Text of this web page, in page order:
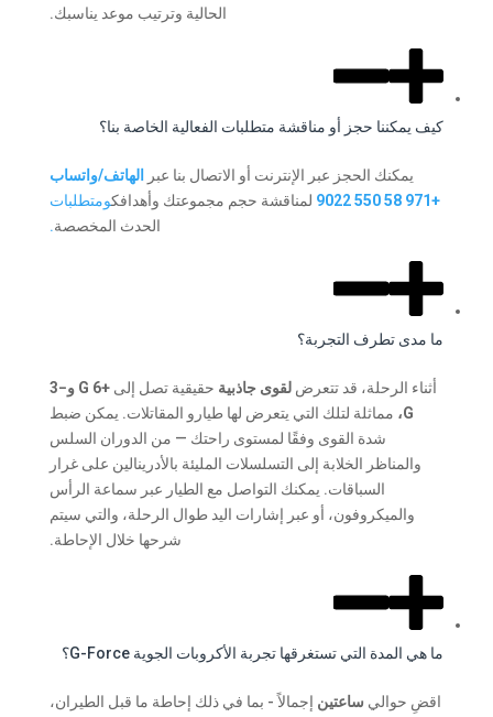
الحالية وترتيب موعد يناسبك.
كيف يمكننا حجز أو مناقشة متطلبات الفعالية الخاصة بنا؟
يمكنك الحجز عبر الإنترنت أو الاتصال بنا عبر
الهاتف/واتساب
+971 58 550 9022
لمناقشة حجم مجموعتك وأهدافكومتطلبات
الحدث المخصصة.
ما مدى تطرف التجربة؟
أثناء الرحلة، قد تتعرضلقوى جاذبية حقيقية تصل إلى
+6 G و−3
G،
مماثلة لتلك التي يتعرض لها طيارو المقاتلات. يمكن ضبط
شدة القوى وفقًا لمستوى راحتك — من الدوران السلس
والمناظر الخلابة إلى التسلسلات المليئة بالأدرينالين على غرار
السباقات. يمكنك التواصل مع الطيار عبر سماعة الرأس
والميكروفون، أو عبر إشارات اليد طوال الرحلة، والتي سيتم
شرحها خلال الإحاطة.
ما هي المدة التي تستغرقها تجربة الأكروبات الجوية G-Force؟
اقضِ حوالي ساعتين إجمالاً - بما في ذلك إحاطة ما قبل الطيران،